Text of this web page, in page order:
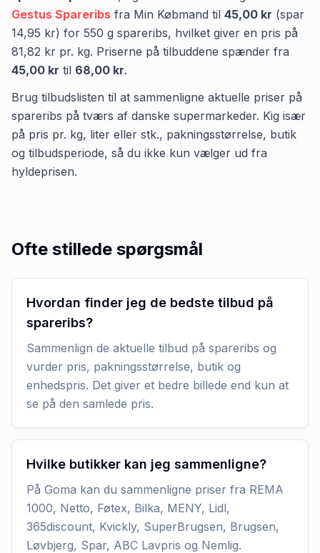
Gestus Spareribs fra Min Købmand til 45,00 kr (spar
14,95 kr) for 550 g spareribs, hvilket giver en pris på
81,82 kr pr. kg. Priserne på tilbuddene spænder fra
45,00 kr til 68,00 kr.
Brug tilbudslisten til at sammenligne aktuelle priser på
spareribs på tværs af danske supermarkeder. Kig især
på pris pr. kg, liter eller stk., pakningsstørrelse, butik
og tilbudsperiode, så du ikke kun vælger ud fra
hyldeprisen.
Ofte stillede spørgsmål
Hvordan finder jeg de bedste tilbud på
spareribs?
Sammenlign de aktuelle tilbud på spareribs og
vurder pris, pakningsstørrelse, butik og
enhedspris. Det giver et bedre billede end kun at
se på den samlede pris.
Hvilke butikker kan jeg sammenligne?
På Goma kan du sammenligne priser fra REMA
1000, Netto, Føtex, Bilka, MENY, Lidl,
365discount, Kvickly, SuperBrugsen, Brugsen,
Løvbjerg, Spar, ABC Lavpris og Nemlig.